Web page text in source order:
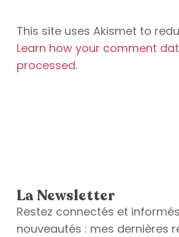
This site uses Akismet to
Learn how your comment
processed.
La Newsletter
Restez connectés et
nouveautés : mes dernières